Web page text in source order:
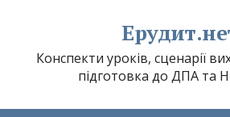
Конспекти уроків, сценарії
підготовка до ДПА та